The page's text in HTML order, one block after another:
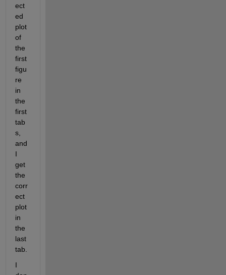
ect
ed
plot
of
the
first
figu
re
in
the
first
tab
s,
and
I
get
the
corr
ect
plot
in
the
last
tab.
I